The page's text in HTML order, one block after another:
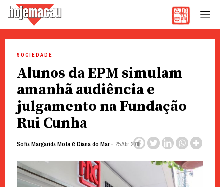
content
SOCIEDADE
Alunos da EPM simulam
amanhã audiência e
julgamento na Fundação
Rui Cunha
Sofia Margarida Motae Diana do Mar- 25 Abr 2018